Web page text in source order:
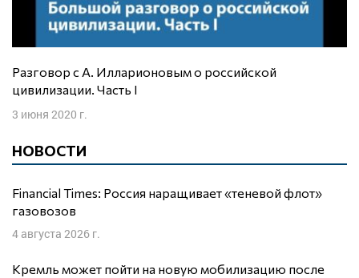
Разговор с А. Илларионовым о российской
цивилизации. Часть I
3 июня 2020 г.
НОВОСТИ
Financial Times: Россия наращивает «теневой флот»
газовозов
4 августа 2026 г.
Кремль может пойти на новую мобилизацию после